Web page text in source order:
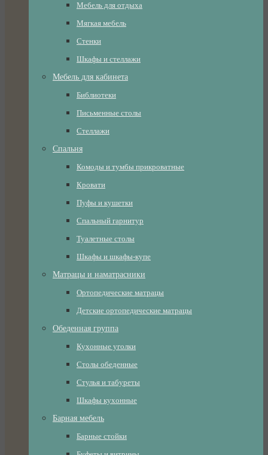
Мебель для отдыха
Мягкая мебель
Стенки
Шкафы и стеллажи
Мебель для кабинета
Библиотеки
Письменные столы
Стеллажи
Спальня
Комоды и тумбы прикроватные
Кровати
Пуфы и кушетки
Спальный гарнитур
Туалетные столы
Шкафы и шкафы-купе
Матрацы и наматрасники
Ортопедические матрацы
Детские ортопедические матрацы
Обеденная группа
Кухонные уголки
Столы обеденные
Стулья и табуреты
Шкафы кухонные
Барная мебель
Барные стойки